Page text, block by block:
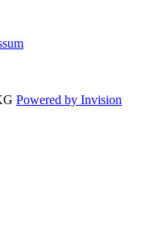
Powered by Invision